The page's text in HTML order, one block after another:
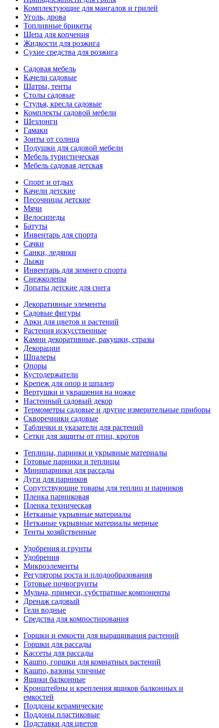
Комплектующие для мангалов и грилей
Уголь, дрова
Топливные брикеты
Щепа для копчения
Жидкости для розжига
Сухие средства для розжига
Садовая мебель
Качели садовые
Шатры, тенты
Столы садовые
Стулья, кресла садовые
Комплекты садовой мебели
Шезлонги
Гамаки
Зонты от солнца
Подушки для садовой мебели
Мебель туристическая
Мебель садовая детская
Спорт и отдых
Качели детские
Песочницы детские
Мячи
Велосипеды
Батуты
Инвентарь для спорта
Сачки
Санки, ледянки
Лыжи
Инвентарь для зимнего спорта
Снежколепы
Лопаты детские для снега
Декоративные элементы
Садовые фигуры
Арки для цветов и растений
Растения искусственные
Камни декоративные, ракушки, стразы
Декорации
Шпалеры
Опоры
Кустодержатели
Крепеж для опор и шпалер
Вертушки и украшения на ножке
Настенный садовый декор
Термометры садовые и другие измерительные приборы
Скворечники садовые
Таблички и указатели для растений
Сетки для защиты от птиц, кротов
Теплицы, парники и укрывные материалы
Готовые парники и теплицы
Минипарники для рассады
Дуги для парников
Сопутствующие товары для теплиц и парников
Пленка парниковая
Пленка техническая
Нетканые укрывные материалы
Нетканые укрывные материалы мерные
Тенты хозяйственные
Удобрения и грунты
Удобрения
Микроэлементы
Регуляторы роста и плодообразования
Готовые почвогрунты
Мульча, примеси, субстратные компоненты
Дренаж садовый
Гели водные
Средства для компостирования
Горшки и емкости для выращивания растений
Горшки для рассады
Кассеты для рассады
Кашпо, горшки для комнатных растений
Кашпо, вазоны уличные
Ящики балконные
Кронштейны и крепления ящиков балконных и
емкостей
Поддоны керамические
Поддоны пластиковые
Подставки для цветов